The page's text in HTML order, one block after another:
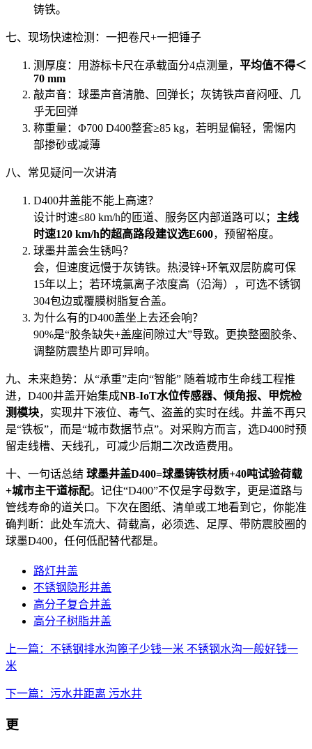
铸铁。
七、现场快速检测：一把卷尺+一把锤子
测厚度：用游标卡尺在承载面分4点测量， 平均值不得＜
70 mm
敲声音：球墨声音清脆、回弹长；灰铸铁声音闷哑、几
乎无回弹
称重量：Φ700 D400整套≥85 kg，若明显偏轻，需惕内
部掺砂或减薄
八、常见疑问一次讲清
D400井盖能不能上高速？
设计时速≤80 km/h的匝道、服务区内部道路可以； 主线
时速120 km/h的超高路段建议选E600，预留裕度。
球墨井盖会生锈吗？
会，但速度远慢于灰铸铁。热浸锌+环氧双层防腐可保
15年以上；若环境氯离子浓度高（沿海），可选不锈钢
304包边或覆膜树脂复合盖。
为什么有的D400盖坐上去还会响？
90%是“胶条缺失+盖座间隙过大”导致。更换整圈胶条、
调整防震垫片即可异响。
九、未来趋势：从“承重”走向“智能” 随着城市生命线工程推
进，D400井盖开始集成NB-IoT水位传感器、倾角报、甲烷检
测模块，实现井下液位、毒气、盗盖的实时在线。井盖不再只
是“铁板”，而是“城市数据节点”。对采购方而言，选D400时预
留走线槽、天线孔，可减少后期二次改造费用。
十、一句话总结 球墨井盖D400=球墨铸铁材质+40吨试验荷载
+城市主干道标配。记住“D400”不仅是字母数字，更是道路与
管线寿命的道关口。下次在图纸、清单或工地看到它，你能准
确判断：此处车流大、荷载高，必须选、足厚、带防震胶圈的
球墨D400，任何低配替代都是。
路灯井盖
不锈钢隐形井盖
高分子复合井盖
高分子树脂井盖
上一篇：不锈钢排水沟篦子少钱一米 不锈钢水沟一般好钱一
米
下一篇：污水井距离 污水井
更